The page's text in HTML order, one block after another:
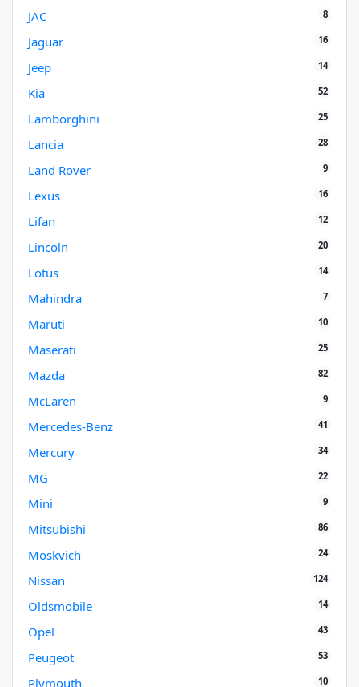
JAC 8
Jaguar 16
Jeep 14
Kia 52
Lamborghini 25
Lancia 28
Land Rover 9
Lexus 16
Lifan 12
Lincoln 20
Lotus 14
Mahindra 7
Maruti 10
Maserati 25
Mazda 82
McLaren 9
Mercedes-Benz 41
Mercury 34
MG 22
Mini 9
Mitsubishi 86
Moskvich 24
Nissan 124
Oldsmobile 14
Opel 43
Peugeot 53
Plymouth 10